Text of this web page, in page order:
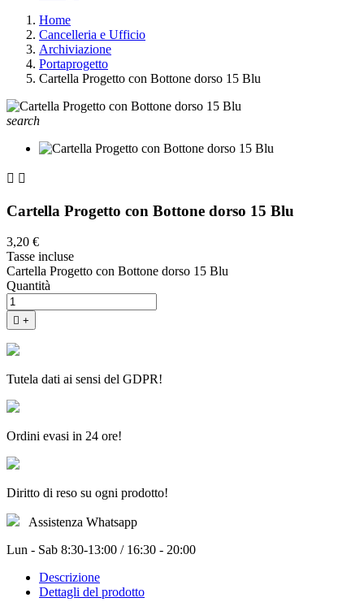
Home
Cancelleria e Ufficio
Archiviazione
Portaprogetto
Cartella Progetto con Bottone dorso 15 Blu
search
 
Cartella Progetto con Bottone dorso 15 Blu
3,20 €
Tasse incluse
Cartella Progetto con Bottone dorso 15 Blu
Quantità
 +
Tutela dati ai sensi del GDPR!
Ordini evasi in 24 ore!
Diritto di reso su ogni prodotto!
Assistenza Whatsapp
Lun - Sab 8:30-13:00 / 16:30 - 20:00
Descrizione
Dettagli del prodotto